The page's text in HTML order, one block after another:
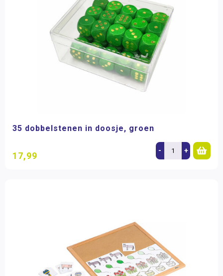
35 dobbelstenen in doosje, groen
17,99 - +